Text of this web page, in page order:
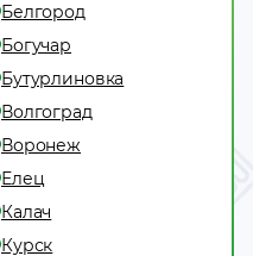
Белгород
Богучар
Бутурлиновка
Волгоград
Воронеж
Елец
Калач
Курск